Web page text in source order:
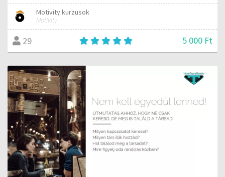
Motivity kurzusok
Motivity
29 5 000 Ft